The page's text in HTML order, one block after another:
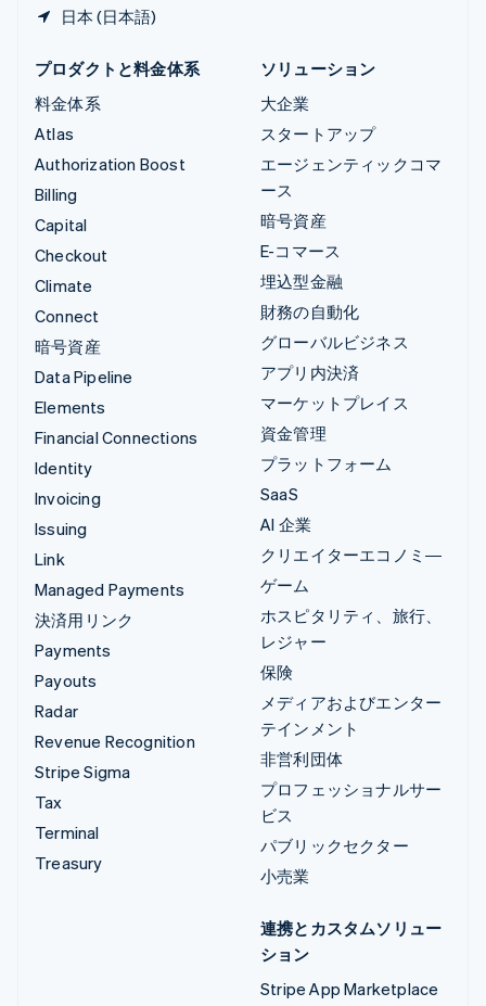
日本 (日本語)
プロダクトと料金体系
料金体系
Atlas
Authorization Boost
Billing
Capital
Checkout
Climate
Connect
暗号資産
Data Pipeline
Elements
Financial Connections
Identity
Invoicing
Issuing
Link
Managed Payments
決済用リンク
Payments
Payouts
Radar
Revenue Recognition
Stripe Sigma
Tax
Terminal
Treasury
ソリューション
大企業
スタートアップ
エージェンティックコマ
ース
暗号資産
E-コマース
埋込型金融
財務の自動化
グローバルビジネス
アプリ内決済
マーケットプレイス
資金管理
プラットフォーム
SaaS
AI 企業
クリエイターエコノミ―
ゲーム
ホスピタリティ、旅行、
レジャー
保険
メディアおよびエンター
テインメント
非営利団体
プロフェッショナルサー
ビス
パブリックセクター
小売業
連携とカスタムソリュー
ション
Stripe App Marketplace